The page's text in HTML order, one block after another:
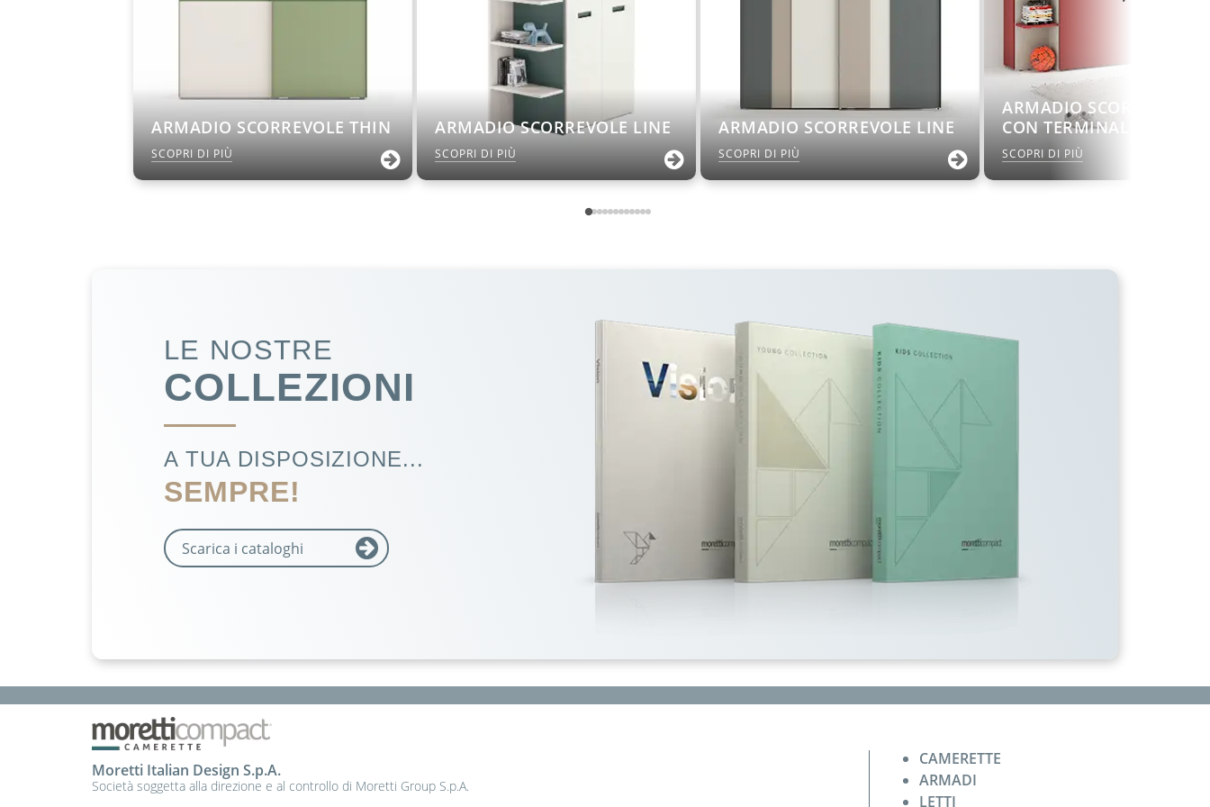
ARMADIO SCORREVOLE THIN
SCOPRI DI PIÙ
ARMADIO SCORREVOLE LINE
SCOPRI DI PIÙ
ARMADIO SCORREVOLE LINE
SCOPRI DI PIÙ
ARMADIO SCORREVOLE
CON TERMINALE
SCOPRI DI PIÙ
LE NOSTRE
COLLEZIONI
A TUA DISPOSIZIONE...
SEMPRE!
Scarica i cataloghi
Moretti Italian Design S.p.A.
Società soggetta alla direzione e al controllo di Moretti Group S.p.A.
CAMERETTE
ARMADI
LETTI